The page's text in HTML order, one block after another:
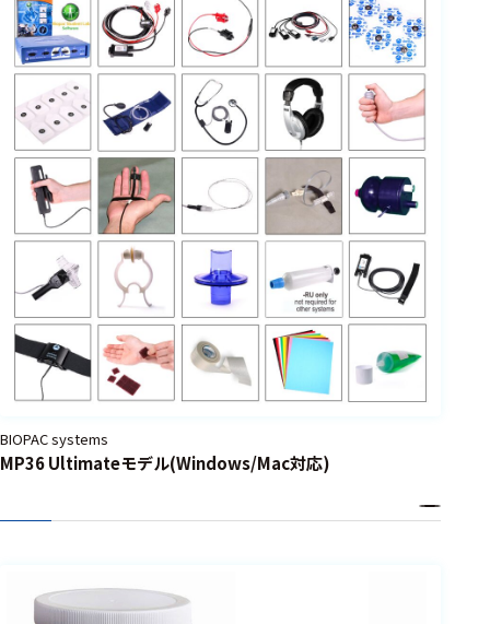
BIOPAC systems
MP36 Ultimateモデル(Windows/Mac対応)